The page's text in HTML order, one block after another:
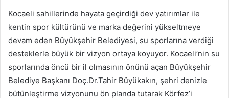
Kocaeli sahillerinde hayata geçirdiği dev yatırımlar ile
kentin spor kültürünü ve marka değerini yükseltmeye
devam eden Büyükşehir Belediyesi, su sporlarına verdiği
desteklerle büyük bir vizyon ortaya koyuyor. Kocaeli’nin su
sporlarında öncü bir il olmasının önünü açan Büyükşehir
Belediye Başkanı Doç.Dr.Tahir Büyükakın, şehri denizle
bütünleştirme vizyonunu ön planda tutarak Körfez’i